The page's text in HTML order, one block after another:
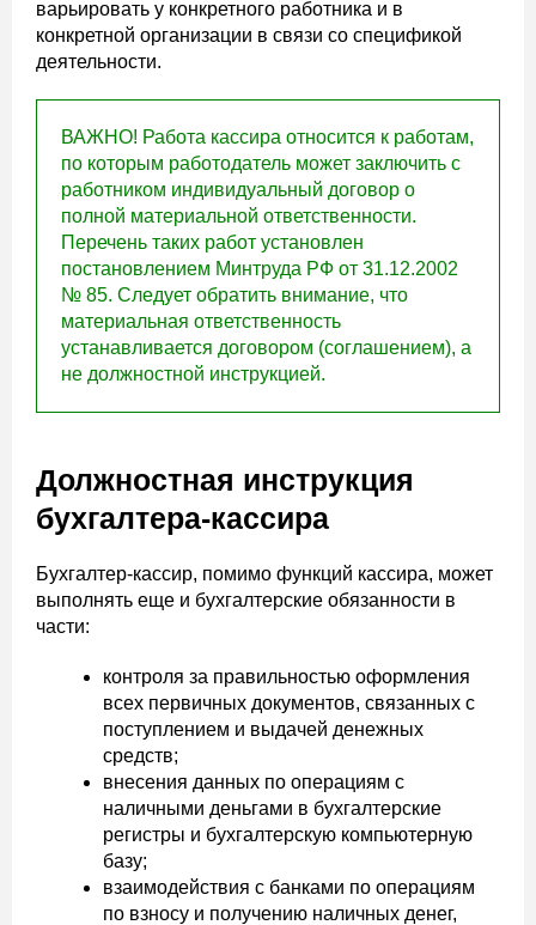
варьировать у конкретного работника и в
конкретной организации в связи со спецификой
деятельности.
ВАЖНО! Работа кассира относится к работам,
по которым работодатель может заключить с
работником индивидуальный договор о
полной материальной ответственности.
Перечень таких работ установлен
постановлением Минтруда РФ от 31.12.2002
№ 85. Следует обратить внимание, что
материальная ответственность
устанавливается договором (соглашением), а
не должностной инструкцией.
Должностная инструкция
бухгалтера-кассира
Бухгалтер-кассир, помимо функций кассира, может
выполнять еще и бухгалтерские обязанности в
части:
контроля за правильностью оформления
всех первичных документов, связанных с
поступлением и выдачей денежных
средств;
внесения данных по операциям с
наличными деньгами в бухгалтерские
регистры и бухгалтерскую компьютерную
базу;
взаимодействия с банками по операциям
по взносу и получению наличных денег,